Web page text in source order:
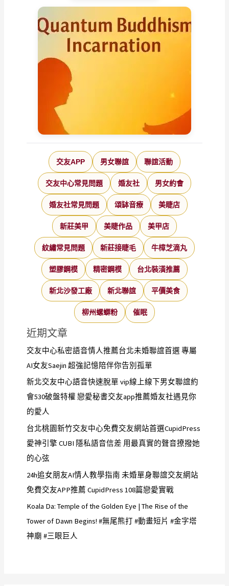
交友APP 男女聯誼 聯誼活動
交友中心常見問題 婚友社 男女約會
婚友社常見問題 頌缽音療 美睫店
新莊美甲 美睫作品 美甲店
紋繡常見問題 新莊接睫毛 牛樟芝滴丸
塑膠鋼模 精密鋼模 台北裝潢推薦
新北沙發工廠 新北聯誼 平價美食
柳州螺螄粉 催眠
近期文章
交友中心私密語音情人推薦台北未婚聯誼首選 專屬
AI女友Saejin 超強記憶陪伴你告別孤單
新北交友中心語音快速脫單 vip線上線下男女聯誼約
會530破盤特權 戀愛秘書交友app推薦婚友社遇見你
的愛人
台北桃園新竹交友中心免費交友網站首選CupidPress
愛神引擎 CUBI 隱私語音信差 用最真實的聲音撩撥她
的心弦
24h追女朋友AI情人教學指南 未婚單身聯誼交友網站
免費交友APP推薦 CupidPress 108篇戀愛實戰
Koala Da: Temple of the Golden Eye | The Rise of the
Tower of Dawn Begins! #無尾熊打 #動畫短片 #金字塔
神廟 #三眼巨人